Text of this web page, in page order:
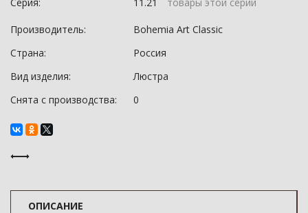
Производитель:
Bohemia Art Classic
Страна:
Россия
Вид изделия:
Люстра
Снята с производства:
0
ОПИСАНИЕ